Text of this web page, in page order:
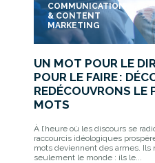
COMMUNICATION
& CONTENT
MARKETING
UN MOT POUR LE
POUR LE FAIRE :
REDÉCOUVRONS LE
MOTS
À l’heure où les discours se
raccourcis idéologiques
mots deviennent des armes. Ils
seulement le monde : ils le...